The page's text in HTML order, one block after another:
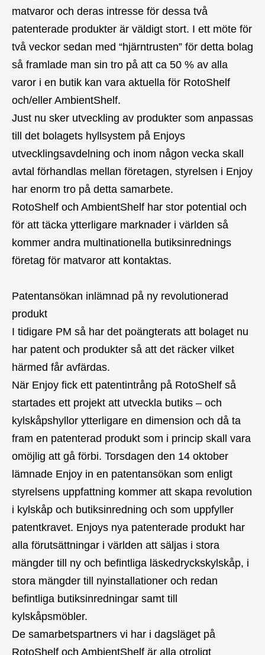
matvaror och deras intresse för dessa två
patenterade produkter är väldigt stort. I ett möte för
två veckor sedan med “hjärntrusten” för detta bolag
så framlade man sin tro på att ca 50 % av alla
varor i en butik kan vara aktuella för RotoShelf
och/eller AmbientShelf.
Just nu sker utveckling av produkter som anpassas
till det bolagets hyllsystem på Enjoys
utvecklingsavdelning och inom någon vecka skall
avtal förhandlas mellan företagen, styrelsen i Enjoy
har enorm tro på detta samarbete.
RotoShelf och AmbientShelf har stor potential och
för att täcka ytterligare marknader i världen så
kommer andra multinationella butiksinrednings
företag för matvaror att kontaktas.
Patentansökan inlämnad på ny revolutionerad
produkt
I tidigare PM så har det poängterats att bolaget nu
har patent och produkter så att det räcker vilket
härmed får avfärdas.
När Enjoy fick ett patentintrång på RotoShelf så
startades ett projekt att utveckla butiks – och
kylskåpshyllor ytterligare en dimension och då ta
fram en patenterad produkt som i princip skall vara
omöjlig att gå förbi. Torsdagen den 14 oktober
lämnade Enjoy in en patentansökan som enligt
styrelsens uppfattning kommer att skapa revolution
i kylskåp och butiksinredning och som uppfyller
patentkravet. Enjoys nya patenterade produkt har
alla förutsättningar i världen att säljas i stora
mängder till ny och befintliga läskedryckskylskåp, i
stora mängder till nyinstallationer och redan
befintliga butiksinredningar samt till
kylskåpsmöbler.
De samarbetspartners vi har i dagsläget på
RotoShelf och AmbientShelf är alla otroligt